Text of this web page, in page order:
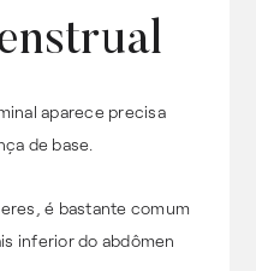
aparece precisa
de base.
é bastante comum
inferior do abdômen